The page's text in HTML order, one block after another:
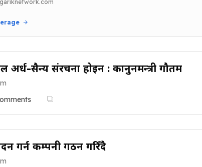
दल अर्ध-सैन्य संरचना होइन : कानुनमन्त्री गौतम
गर्न कम्पनी गठन गरिँदै